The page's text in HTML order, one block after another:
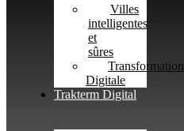
Villes
intelligentes
et
sûres
Transformation
Digitale
Trakterm Digital